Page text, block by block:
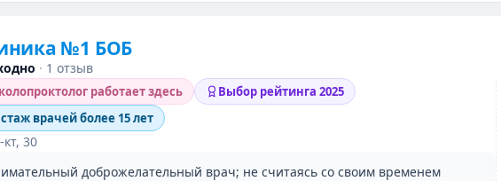
№1 БОБ
· 1 отзыв
работает здесь
Выбор рейтинга 2025
врачей более 15 лет
30
доброжелательный врач; не считаясь со своим временем